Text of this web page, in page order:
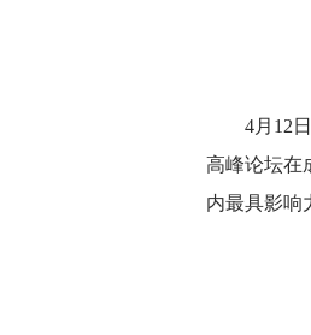
4月12
高峰论坛在
内最具影响